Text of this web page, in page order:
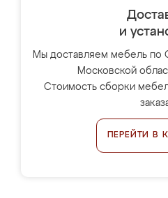
и
Мы доставляем мебель по
Московской
Стоимость сборки
ПЕРЕЙТИ В